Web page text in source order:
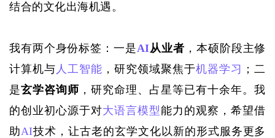
结合的文化出海机遇。
我有两个身份标签：一是AI从业者 ，本硕阶段主修
计算机与 人工智能 ，研究领域聚焦于机器学习
；二
是玄学咨询师 ，研究命理、占星等已有十余年。我
的创业初心源于对大语言模型能力的观察，希望借
助AI技术，让古老的玄学文化以新的形式服务更多